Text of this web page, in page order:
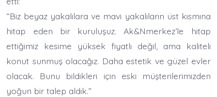
“Biz beyaz yakalılara ve mavi yakalıların üst kısmına
hitap eden bir kuruluşuz. Ak&Nmerkez’le hitap
ettiğimiz kesime yüksek fiyatlı değil, ama kaliteli
konut sunmuş olacağız. Daha estetik ve güzel evler
olacak. Bunu bildikleri için eski müşterilerimizden
yoğun bir talep aldık.”